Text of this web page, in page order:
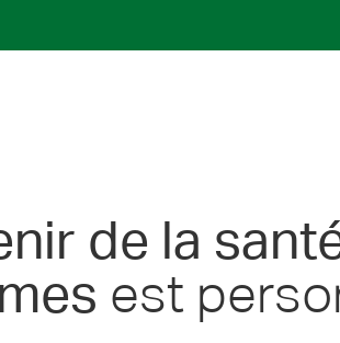
de la
est